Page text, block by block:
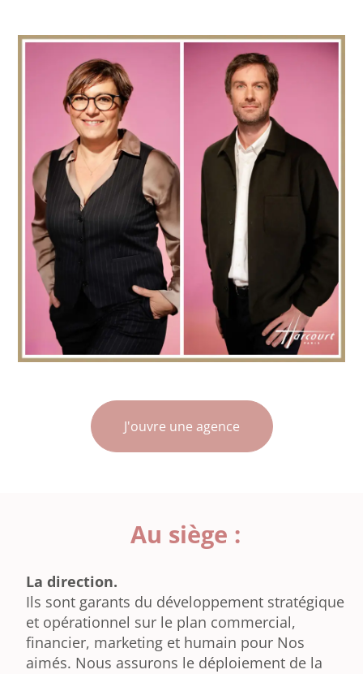
J'ouvre une agence
Au siège :
La direction.
Ils sont garants du développement stratégique
et opérationnel sur le plan commercial,
financier, marketing et humain pour Nos
aimés. Nous assurons le déploiement de la